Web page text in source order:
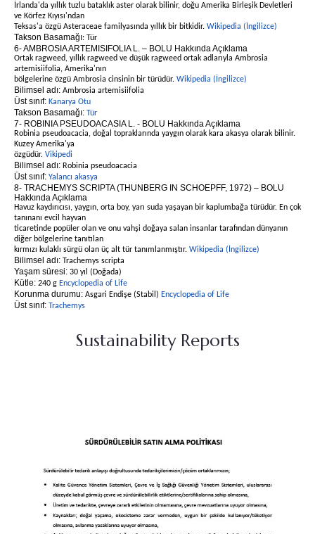
İrlanda'da yıllık tuzlu bataklık aster olarak bilinir, doğu Amerika Birleşik Devletleri
ve Körfez Kıyısı'ndan
Teksas'a özgü Asteraceae familyasında yıllık bir bitkidir. Wikipedia (İngilizce)
Takson Basamağı: Tür
6- AMBROSIA ARTEMISIFOLIA L. – BOLU Hakkında Açıklama
Ortak ragweed, yıllık ragweed ve düşük ragweed ortak adlarıyla Ambrosia
artemisiifolia, Amerika'nın
bölgelerine özgü Ambrosia cinsinin bir türüdür. Wikipedia (İngilizce)
Bilimsel adı: Ambrosia artemisiifolia
Üst sınıf: Kanarya Otu
Takson Basamağı: Tür
7- ROBINIA PSEUDOACASIA L. - BOLU Hakkında Açıklama
Robinia pseudoacacia, doğal topraklarında yaygın olarak kara akasya olarak bilinir.
Kuzey Amerika'ya
özgüdür. Vikipedi
Bilimsel adı: Robinia pseudoacacia
Üst sınıf: Yalancı akasya
8- TRACHEMYS SCRIPTA (THUNBERG IN SCHOEPFF, 1972) – BOLU
Hakkında Açıklama
Havuz kaydırıcısı, yaygın, orta boy, yarı suda yaşayan bir kaplumbağa türüdür. En çok
tanınanı evcil hayvan
ticaretinde popüler olan ve onu vahşi doğaya salan insanlar tarafından dünyanın
diğer bölgelerine tanıtılan
kırmızı kulaklı sürgü olan üç alt tür tanımlanmıştır. Wikipedia (İngilizce)
Bilimsel adı: Trachemys scripta
Yaşam süresi: 30 yıl (Doğada)
Kütle: 240 g Encyclopedia of Life
Korunma durumu: Asgari Endişe (Stabil) Encyclopedia of Life
Üst sınıf: Trachemys
Sustainability Reports